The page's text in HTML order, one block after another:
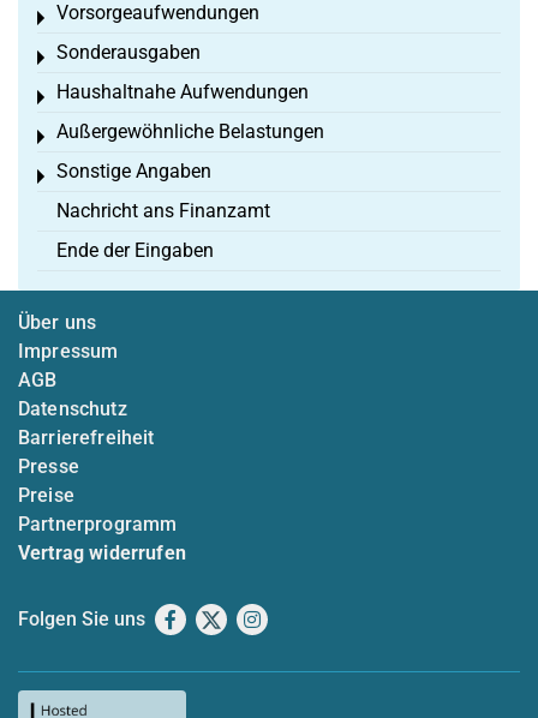
Vorsorgeaufwendungen
Toggle menu
Sonderausgaben
Toggle menu
Haushaltnahe Aufwendungen
Toggle menu
Außergewöhnliche Belastungen
Toggle menu
Sonstige Angaben
Toggle menu
Nachricht ans Finanzamt
Ende der Eingaben
Über uns
Impressum
AGB
Datenschutz
Barrierefreiheit
Presse
Preise
Partnerprogramm
Vertrag widerrufen
Folgen Sie uns Facebook
X Instagram